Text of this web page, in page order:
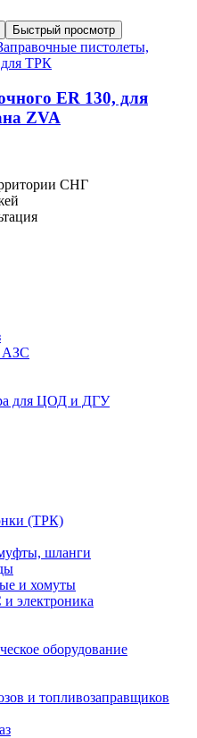
Быстрый просмотр
пистолеты,
для ТРК
ER 130, для
ZVA
СНГ
АЗС
для ЦОД и ДГУ
(ТРК)
шланги
и хомуты
электроника
оборудование
и топливозаправщиков